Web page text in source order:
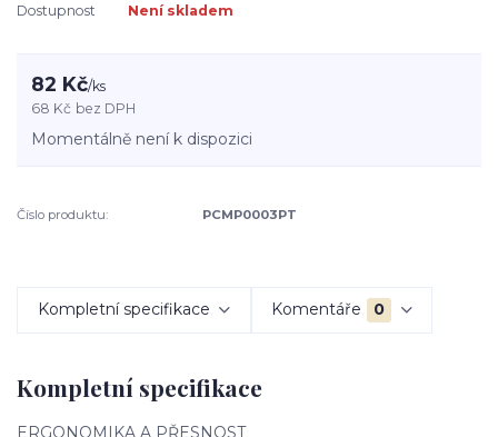
Dostupnost Není skladem
82 Kč/ks
68 Kč bez DPH
Momentálně není k dispozici
Číslo produktu: PCMP0003PT
Kompletní specifikace Komentáře 0
Kompletní specifikace
ERGONOMIKA A PŘESNOST